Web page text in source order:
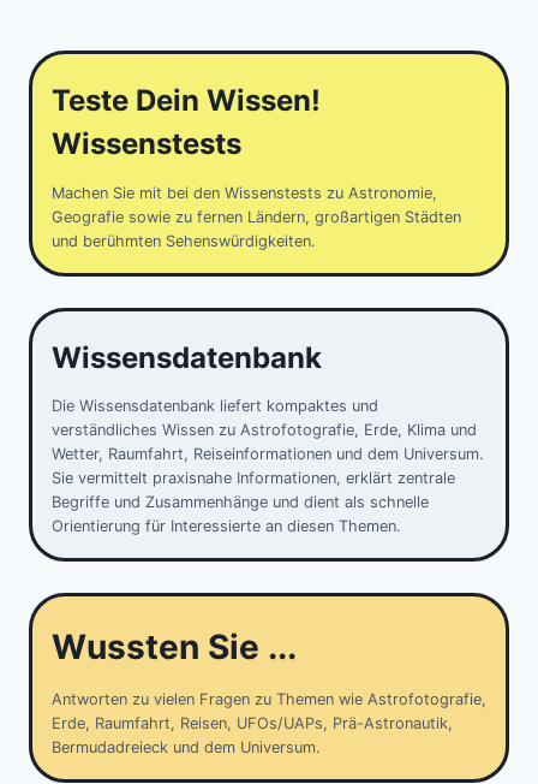
Teste Dein Wissen!
Wissenstests
Machen Sie mit bei den Wissenstests zu Astronomie,
Geografie sowie zu fernen Ländern, großartigen Städten
und berühmten Sehenswürdigkeiten.
Wissensdatenbank
Die Wissensdatenbank liefert kompaktes und
verständliches Wissen zu Astrofotografie, Erde, Klima und
Wetter, Raumfahrt, Reiseinformationen und dem Universum.
Sie vermittelt praxisnahe Informationen, erklärt zentrale
Begriffe und Zusammenhänge und dient als schnelle
Orientierung für Interessierte an diesen Themen.
Wussten Sie ...
Antworten zu vielen Fragen zu Themen wie Astrofotografie,
Erde, Raumfahrt, Reisen, UFOs/UAPs, Prä-Astronautik,
Bermudadreieck und dem Universum.